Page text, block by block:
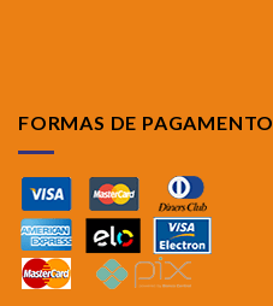
FORMAS DE PAGAMENTO